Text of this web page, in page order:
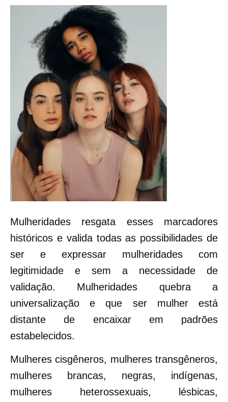
Mulheridades resgata esses marcadores
históricos e valida todas as possibilidades de
ser e expressar mulheridades com
legitimidade e sem a necessidade de
validação. Mulheridades quebra a
universalização e que ser mulher está
distante de encaixar em padrões
estabelecidos.
Mulheres cisgêneros, mulheres transgêneros,
mulheres brancas, negras, indígenas,
mulheres heterossexuais, lésbicas,